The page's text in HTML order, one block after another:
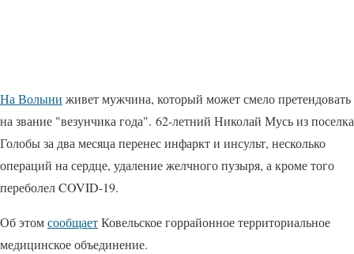
На Волыни живет мужчина, который может смело претендовать
на звание "везунчика года". 62-летний Николай Мусь из поселка
Голобы за два месяца перенес инфаркт и инсульт, несколько
операций на сердце, удаление желчного пузыря, а кроме того
переболел COVID-19.
Об этомсообщаетКовельское горрайонное территориальное
медицинское объединение.